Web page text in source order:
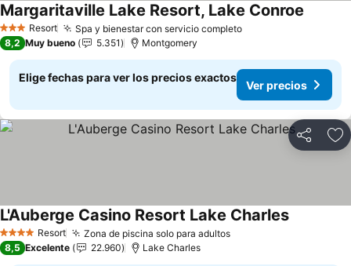
3 EstrellasResort Spa y bienestar con servicio completo
Margaritaville Lake Resort, Lake Conroe
8,2 Muy bueno 5.351 Montgomery
Elige fechas para ver los precios exactos
Ver precios
Compartir
4 EstrellasResort Zona de piscina solo para adultos
L'Auberge Casino Resort Lake Charles
8,5 Excelente 22.960 Lake Charles